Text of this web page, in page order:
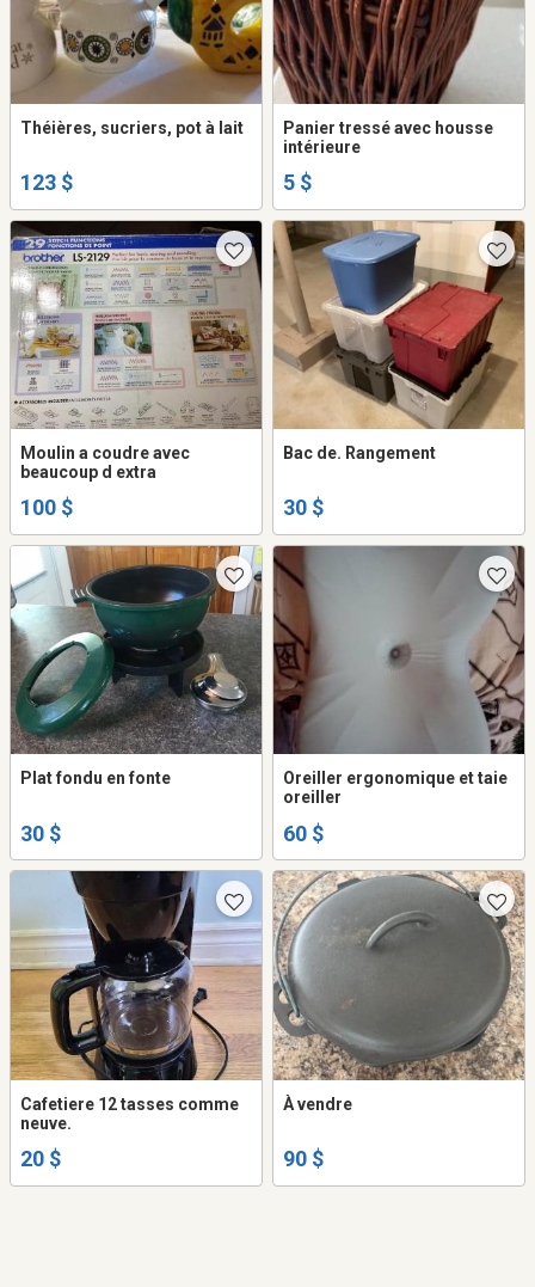
Théières, sucriers, pot à lait
123 $
Panier tressé avec housse
intérieure
5 $
Moulin a coudre avec
beaucoup d extra
100 $
Bac de. Rangement
30 $
Plat fondu en fonte
30 $
Oreiller ergonomique et taie
oreiller
60 $
Cafetiere 12 tasses comme
neuve.
20 $
À vendre
90 $